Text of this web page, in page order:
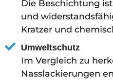
Die Beschichtung
und
Kratzer und
Umweltschutz
Im Vergleich zu
Nasslackierungen